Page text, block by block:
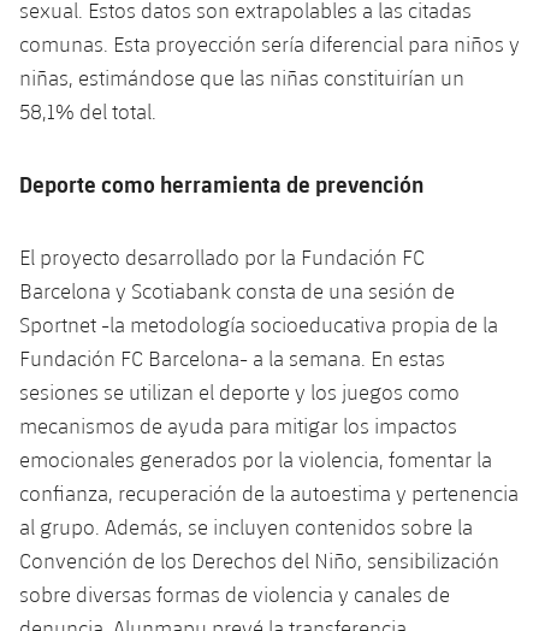
sexual. Estos datos son extrapolables a las citadas
comunas. Esta proyección sería diferencial para niños y
niñas, estimándose que las niñas constituirían un
58,1% del total.
Deporte como herramienta de prevención
El proyecto desarrollado por la Fundación FC
Barcelona y Scotiabank consta de una sesión de
Sportnet -la metodología socioeducativa propia de la
Fundación FC Barcelona- a la semana. En estas
sesiones se utilizan el deporte y los juegos como
mecanismos de ayuda para mitigar los impactos
emocionales generados por la violencia, fomentar la
confianza, recuperación de la autoestima y pertenencia
al grupo. Además, se incluyen contenidos sobre la
Convención de los Derechos del Niño, sensibilización
sobre diversas formas de violencia y canales de